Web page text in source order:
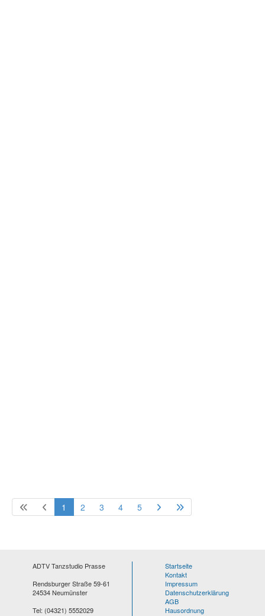
1 2 3 4 5
ADTV Tanzstudio Prasse
Rendsburger Straße 59-61
24534 Neumünster
Tel: (04321) 5552029
Startseite
Kontakt
Impressum
Datenschutzerklärung
AGB
Hausordnung